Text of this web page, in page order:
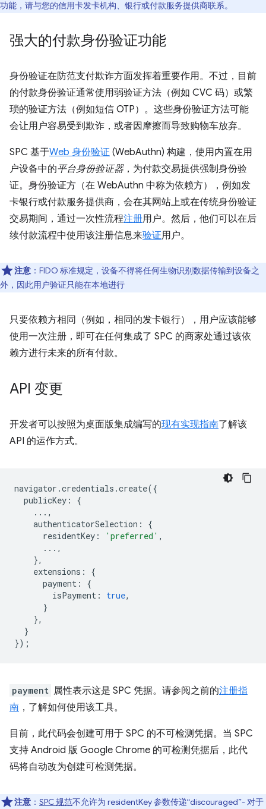
功能，请与您的信用卡发卡机构、银行或付款服务提供商联系。
强大的付款身份验证功能
身份验证在防范支付欺诈方面发挥着重要作用。不过，目前
的付款身份验证通常使用弱验证方法（例如 CVC 码）或繁
琐的验证方法（例如短信 OTP）。这些身份验证方法可能
会让用户容易受到欺诈，或者因摩擦而导致购物车放弃。
SPC 基于Web 身份验证 (WebAuthn) 构建，使用内置在用
户设备中的平台身份验证器，为付款交易提供强制身份验
证。身份验证方（在 WebAuthn 中称为依赖方），例如发
卡银行或付款服务提供商，会在其网站上或在传统身份验证
交易期间，通过一次性流程注册用户。然后，他们可以在后
续付款流程中使用该注册信息来验证用户。
注意 ：FIDO 标准规定，设备不得将任何生物识别数据传输到设备之
外，因此用户验证只能在本地进行
只要依赖方相同（例如，相同的发卡银行），用户应该能够
使用一次注册，即可在任何集成了 SPC 的商家处通过该依
赖方进行未来的所有付款。
API 变更
开发者可以按照为桌面版集成编写的现有实现指南了解该
API 的运作方式。
navigator .credentials .create({
publicKey :
{
...,
authenticatorSelection :
{
residentKey : 'preferred' ,
...,
},
extensions :
{
payment :
{
isPayment : true,
}
},
}
});
payment 属性表示这是 SPC 凭据。请参阅之前的注册指
南 ，了解如何使用该工具。
目前，此代码会创建可用于 SPC 的不可检测凭据。当 SPC
支持 Android 版 Google Chrome 的可检测凭据后，此代
码将自动改为创建可检测凭据。
注意 ： SPC 规范不允许为 residentKey 参数传递“discouraged”- 对于